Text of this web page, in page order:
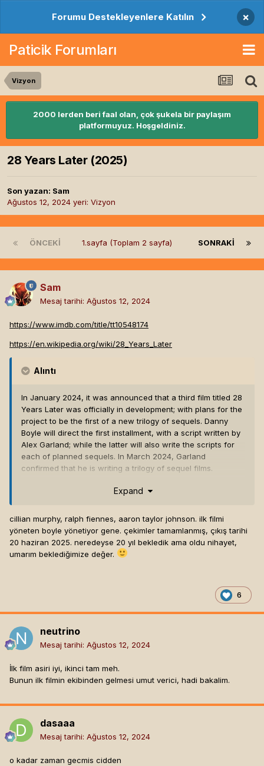
Forumu Destekleyenlere Katılın ×
Paticik Forumları
Vizyon
2000 lerden beri faal olan, çok şukela bir paylaşım
platformuyuz. Hoşgeldiniz.
28 Years Later (2025)
Son yazan: Sam
Ağustos 12, 2024 yeri: Vizyon
ÖNCEKI SONRAKI
1.sayfa (Toplam 2 sayfa)
Sam
Mesaj tarihi: Ağustos 12, 2024
https://www.imdb.com/title/tt10548174
https://en.wikipedia.org/wiki/28_Years_Later
Alıntı
In January 2024, it was announced that a third film titled 28
Years Later was officially in development; with plans for the
project to be the first of a new trilogy of sequels. Danny
Boyle will direct the first installment, with a script written by
Alex Garland; while the latter will also write the scripts for
each of planned sequels. In March 2024, Garland
confirmed that he is writing a trilogy of sequel films.
Originally, the follow-up was set to be titled "28 Months
returned to this world in 2007 (28 Weeks Later), it was
deemed more appropriate to name the film "28 Years Later".
Expand
cillian murphy, ralph fiennes, aaron taylor johnson. ilk filmi
yöneten boyle yönetiyor gene. çekimler tamamlanmış, çıkış tarihi
20 haziran 2025. neredeyse 20 yıl bekledik ama oldu nihayet,
umarım beklediğimize değer.
6
neutrino
Mesaj tarihi: Ağustos 12, 2024
İlk film asiri iyi, ikinci tam meh.
Bunun ilk filmin ekibinden gelmesi umut verici, hadi bakalim.
dasaaa
Mesaj tarihi: Ağustos 12, 2024
o kadar zaman gecmis cidden